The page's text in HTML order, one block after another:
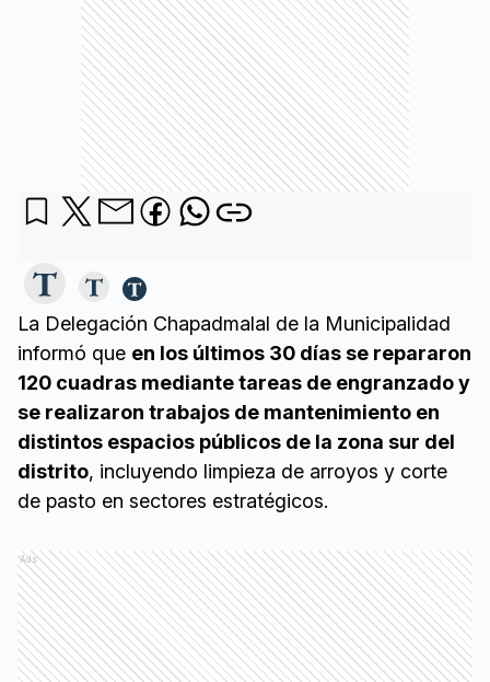
La Delegación Chapadmalal de la Municipalidad
informó que en los últimos 30 días se repararon
120 cuadras mediante tareas de engranzado y
se realizaron trabajos de mantenimiento en
distintos espacios públicos de la zona sur del
distrito, incluyendo limpieza de arroyos y corte
de pasto en sectores estratégicos.
Ads